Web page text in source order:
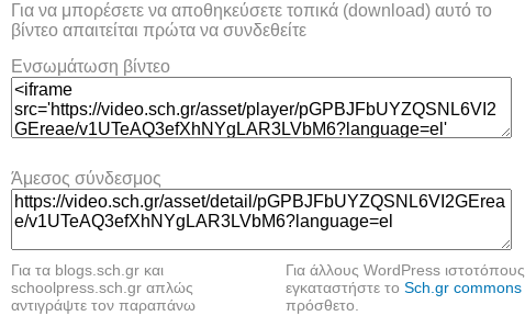
Για να μπορέσετε να αποθηκεύσετε τοπικά (download) αυτό το
βίντεο απαιτείται πρώτα να συνδεθείτε
Ενσωμάτωση βίντεο
Άμεσος σύνδεσμος
Για τα blogs.sch.gr και
schoolpress.sch.gr απλώς
αντιγράψτε τον παραπάνω
Για άλλους WordPress ιστοτόπους
εγκαταστήστε το Sch.gr commons
πρόσθετο.